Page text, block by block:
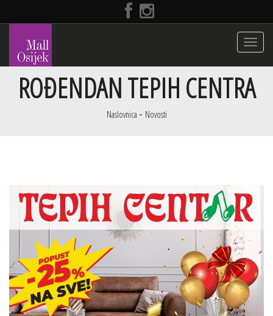
Toggle
ROĐENDAN TEPIH CENTRA
Naslovnica Novosti